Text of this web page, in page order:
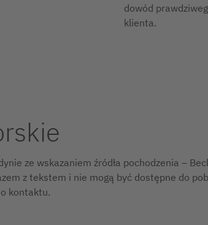
dowód
klienta.
ze wskazaniem źródła pochodzenia –
z tekstem i nie mogą być dostępne do
kontaktu.